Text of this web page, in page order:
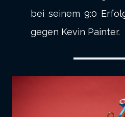
bei seinem 9:0
gegen Kevin Painter.